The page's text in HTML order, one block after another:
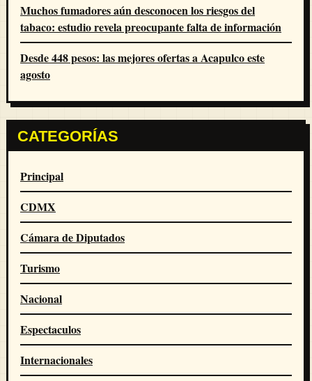
Muchos fumadores aún desconocen los riesgos del
tabaco: estudio revela preocupante falta de información
Desde 448 pesos: las mejores ofertas a Acapulco este
agosto
CATEGORÍAS
Principal
CDMX
Cámara de Diputados
Turismo
Nacional
Espectaculos
Internacionales